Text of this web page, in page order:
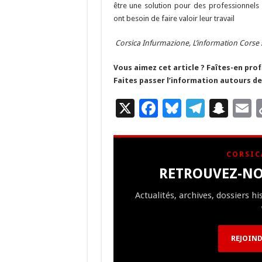
k
at
être une solution pour des professionnels
ont besoin de faire valoir leur travail
Corsica Infurmazione, L’information Corse
Vous aimez cet article ? Faîtes-en
Faites passer l’information autours
X F
b
o
o
Bl
ky
T
gr
a
m
S
a
p
c
h
at
E
l
RETROUVEZ-
Actualités, archives, dossiers